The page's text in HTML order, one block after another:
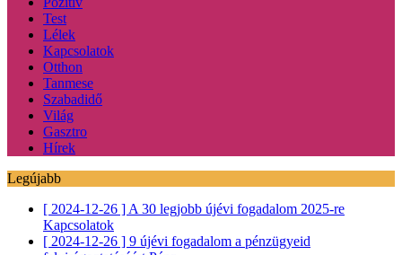
Test
Lélek
Kapcsolatok
Otthon
Tanmese
Szabadidő
Világ
Gasztro
Hírek
Legújabb
[ 2024-12-26 ] A 30 legjobb újévi fogadalom 2025-re
Kapcsolatok
[ 2024-12-26 ] 9 újévi fogadalom a pénzügyeid